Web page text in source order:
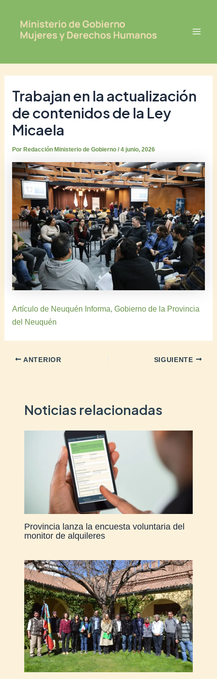
contenido
Trabajan en la actualización
de contenidos de la Ley
Micaela
Por Redacción Ministerio de Gobierno/4 junio, 2026
Artículo de Neuquén Informa, Gobierno de la Provincia
del Neuquén
navigation
ANTERIOR SIGUIENTE
Noticias relacionadas
Provincia lanza la encuesta voluntaria del
monitor de alquileres